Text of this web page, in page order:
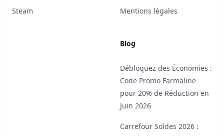
Steam Mentions légales
Blog
Débloquez des Économies :
Code Promo Farmaline
pour 20% de Réduction en
Juin 2026
Carrefour Soldes 2026 :